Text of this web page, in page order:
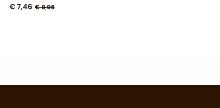
€9,95
Oorspronkelijke
€ 7,46
Huidige